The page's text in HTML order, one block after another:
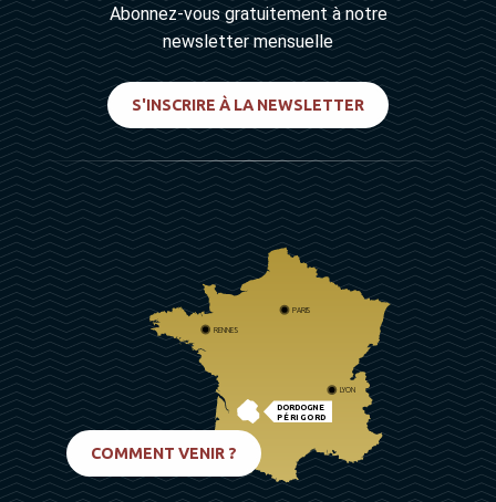
Abonnez-vous gratuitement à notre
newsletter mensuelle
S'INSCRIRE À LA NEWSLETTER
DORDOGNE
PÉRIGORD
PARIS
RENNES
LYON
COMMENT VENIR ?